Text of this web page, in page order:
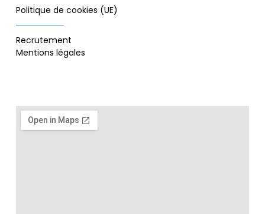
Politique de cookies (UE)
Recrutement
Mentions légales